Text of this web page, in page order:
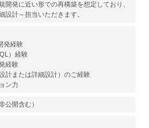
開発に近い形での再構築を想定しており、
設計～担当いただきます。
発経験
）経験
経験
計または詳細設計）のご経験
ン力
開含む）